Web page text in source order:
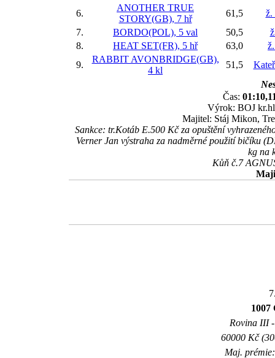
6.
ANOTHER TRUE
STORY(GB), 7 hř
61,5
ž.
7.
BORDO(POL), 5 val 50,5
8.
HEAT SET(FR), 5 hř 63,0
9.
RABBIT AVONBRIDGE(GB),
4 kl
51,5
Čas:
Výrok: BOJ
Majitel: Stáj Mikon,
Sankce: tr.Kotáb E.500 Kč za opuštění
Verner Jan výstraha za nadměrné použití bičíku
kg na
Kůň č.7
Rovina III
60000 Kč
Maj.